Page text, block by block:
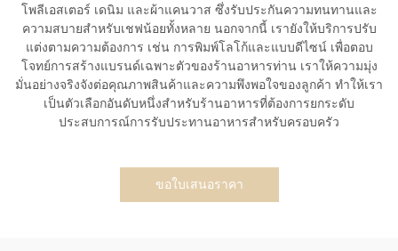
โพลีเอสเตอร์ เดนิม และผ้าแคนวาส ซึ่งรับประกันความทนทานและ
ความสบายสำหรับเชฟน้อยทั้งหลาย นอกจากนี้ เรายังให้บริการปรับ
แต่งตามความต้องการ เช่น การพิมพ์โลโก้และแบบดีไซน์ เพื่อตอบ
โจทย์การสร้างแบรนด์เฉพาะตัวของร้านอาหารท่าน เราให้ความมุ่ง
มั่นอย่างจริงจังต่อคุณภาพสินค้าและความพึงพอใจของลูกค้า ทำให้เรา
เป็นตัวเลือกอันดับหนึ่งสำหรับร้านอาหารที่ต้องการยกระดับ
ประสบการณ์การรับประทานอาหารสำหรับครอบครัว
ขอใบเสนอราคา